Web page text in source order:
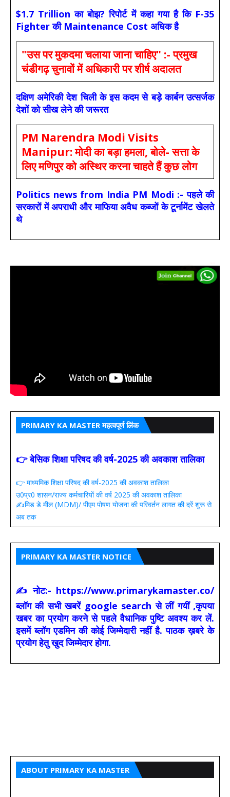
$1.7 Trillion का बोझ? रिपोर्ट में कहा गया है कि F-35
Fighter की Maintenance Cost अधिक है
"उस पर मुकदमा चलाया जाना चाहिए" :- प्रमुख
चंडीगढ़ चुनावों में अधिकारी पर शीर्ष अदालत
दक्षिण अमेरिकी देश चिली के इस कदम से बड़े कार्बन उत्सर्जक
देशों को सीख लेने की जरूरत
PM Narendra Modi Visits
Manipur: मोदी का बड़ा हमला, बोले- सत्ता के
लिए मणिपुर को अस्थिर करना चाहते हैं कुछ लोग
Politics news from India PM Modi :- पहले की
सरकारों में अपराधी और माफिया अवैध कब्जों के टूर्नामेंट खेलते
थे
PRIMARY KA MASTER महत्वपूर्ण लिंक
👉 बेसिक शिक्षा परिषद की वर्ष-2025 की अवकाश तालिका
👉 माध्यमिक शिक्षा परिषद की वर्ष-2025 की अवकाश तालिका
उ0प्र0 शासन/राज्य कर्मचारियों की वर्ष 2025 की अवकाश तालिका
✍️मिड डे मील (MDM)/ पीएम पोषण योजना की परिवर्तन लागत की दरें शुरू से
अब तक
PRIMARY KA MASTER NOTICE
✍ नोट:- https://www.primarykamaster.co/
ब्लॉग की सभी खबरें google search से लीं गयीं ,कृपया
खबर का प्रयोग करने से पहले वैधानिक पुष्टि अवश्य कर लें.
इसमें ब्लॉग एडमिन की कोई जिम्मेदारी नहीं है. पाठक ख़बरे के
प्रयोग हेतु खुद जिम्मेदार होगा.
ABOUT PRIMARY KA MASTER